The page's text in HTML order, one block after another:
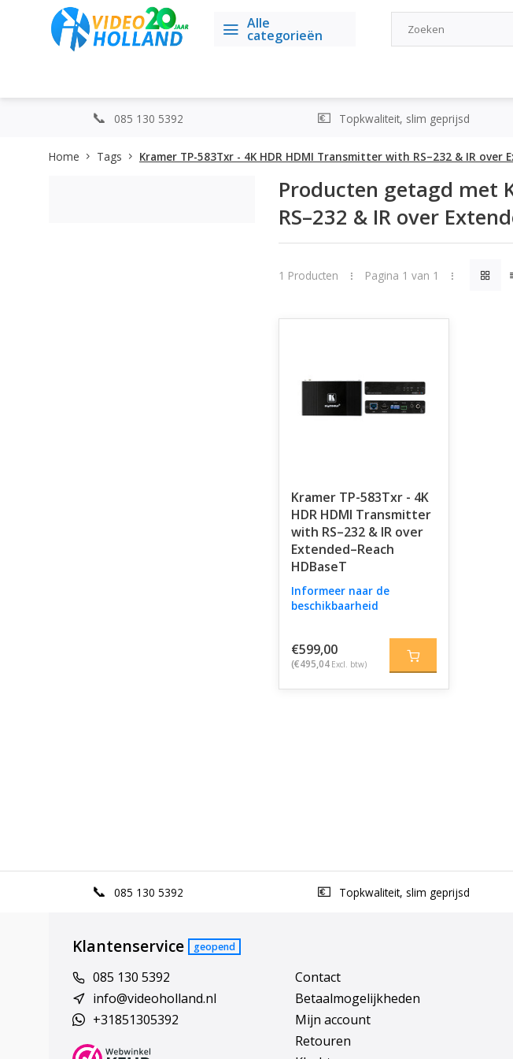
Alle
categorieën
085 130 5392 Topkwaliteit, slim geprijsd
Home Tags Kramer TP-583Txr - 4K HDR HDMI Transmitter with RS–232 & IR over
Producten getagd met
RS–232 & IR over
1 Producten Pagina 1 van 1
Kramer TP-583Txr - 4K
HDR HDMI Transmitter
with RS–232 & IR over
Extended–Reach
HDBaseT
Informeer naar de
beschikbaarheid
€599,00
(€495,04 Excl. btw)
085 130 5392 Topkwaliteit, slim geprijsd
Klantenservice geopend
085 130 5392
info@videoholland.nl
+31851305392
Contact
Betaalmogelijkheden
Mijn account
Retouren